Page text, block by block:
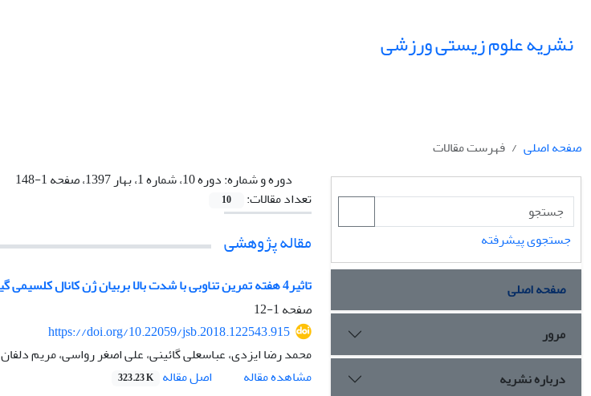
نشریه علوم زیستی ورزشی
صفحه اصلی
فهرست مقالات
دوره و شماره:دوره 10، شماره 1، بهار 1397، صفحه 1-148
تعداد مقالات:
10
مقاله پژوهشی
تاثیر4 هفته تمرین تناوبی با شدت بالا بربیان ژن کانال کلسیمی گیرنده های رایانودین(RyR2) ، SERCA2a و فسفولامبان قلب رت های نر دیابتی
صفحه1-12
https://doi.org/10.22059/jsb.2018.122543.915
محمد رضا ایزدی، عباسعلی گائینی، علی اصغر رواسی، مریم دلفان
مشاهده مقاله
اصل مقاله 323.23 K
جستجوی پیشرفته
صفحه اصلی
مرور
درباره نشریه